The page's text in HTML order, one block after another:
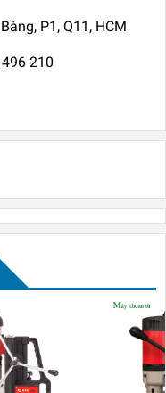
P1, Q11, HCM
210